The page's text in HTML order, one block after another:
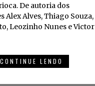
De autoria dos
Alex Alves, Thiago Souza,
Leozinho Nunes e Victor
CONTINUE LENDO